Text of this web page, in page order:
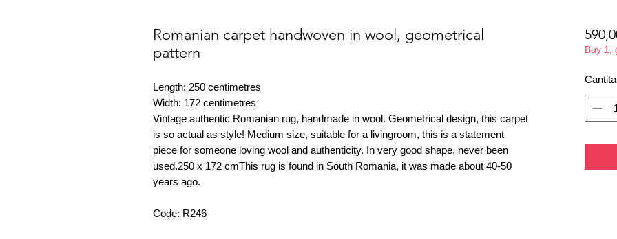
Romanian carpet handwoven in wool, geometrical
pattern
Length: 250 centimetres
Width: 172 centimetres
Vintage authentic Romanian rug, handmade in wool. Geometrical design, this carpet
is so actual as style! Medium size, suitable for a livingroom, this is a statement
piece for someone loving wool and authenticity. In very good shape, never been
used.250 x 172 cmThis rug is found in South Romania, it was made about 40-50
years ago.
Code: R246
Buy 1,